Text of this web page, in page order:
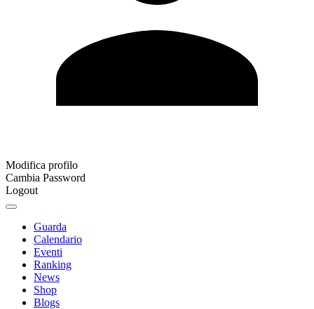
Modifica profilo
Cambia Password
Logout
Guarda
Calendario
Eventi
Ranking
News
Shop
Blogs